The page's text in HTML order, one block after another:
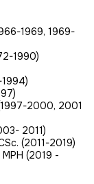
1969, 1969-
1990)
1994)
2000, 2001
2011)
(2011-2019)
(2019 -